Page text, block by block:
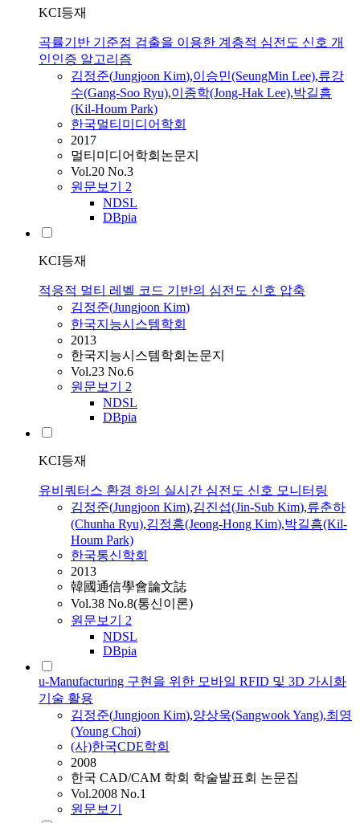
KCI등재
곡률기반 기준점 검출을 이용한 계층적 심전도 신호 개
인인증 알고리즘
김정준(Jungjoon Kim),이승민(SeungMin Lee),류강
수(Gang-Soo Ryu),이종학(Jong-Hak Lee),박길흠
(Kil-Houm Park)
한국멀티미디어학회
2017
멀티미디어학회논문지
Vol.20 No.3
원문보기 2
NDSL
DBpia
KCI등재
적응적 멀티 레벨 코드 기반의 심전도 신호 압축
김정준(Jungjoon Kim)
한국지능시스템학회
2013
한국지능시스템학회논문지
Vol.23 No.6
원문보기 2
NDSL
DBpia
KCI등재
유비쿼터스 환경 하의 실시간 심전도 신호 모니터링
김정준(Jungjoon Kim),김진섭(Jin-Sub Kim),류춘하
(Chunha Ryu),김정홍(Jeong-Hong Kim),박길흠(Kil-
Houm Park)
한국통신학회
2013
韓國通信學會論文誌
Vol.38 No.8(통신이론)
원문보기 2
NDSL
DBpia
u-Manufacturing 구현을 위한 모바일 RFID 및 3D 가시화
기술 활용
김정준(Jungjoon Kim),양상욱(Sangwook Yang),최영
(Young Choi)
(사)한국CDE학회
2008
한국 CAD/CAM 학회 학술발표회 논문집
Vol.2008 No.1
원문보기